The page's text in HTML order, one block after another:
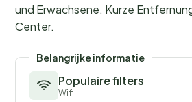
und Erwachsene. Kurze
Center.
Belangrijke informatie
Populaire filters
Wifi